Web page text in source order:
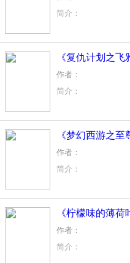
简介：
他，如今只是一个
《复仇计划之飞
作者：
简介：
想看的大大们就进
《梦幻西游之至
作者：
简介：
《柠檬味的薄荷
作者：
简介：